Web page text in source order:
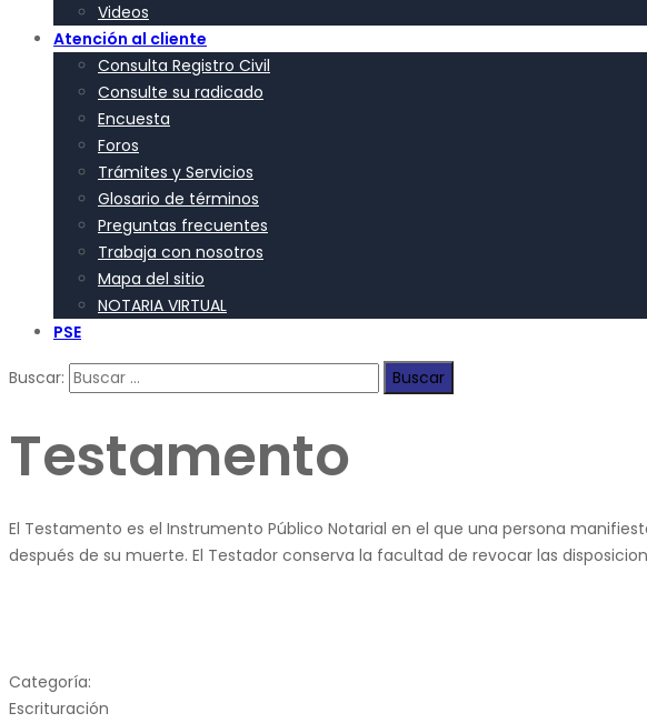
Videos
Atención al cliente
Consulta Registro Civil
Consulte su radicado
Encuesta
Foros
Trámites y Servicios
Glosario de términos
Preguntas frecuentes
Trabaja con nosotros
Mapa del sitio
NOTARIA VIRTUAL
PSE
Buscar:
Testamento
El Testamento es el Instrumento Público Notarial en el que una persona
después de su muerte. El Testador conserva la facultad de revocar las
Categoría:
Escrituración